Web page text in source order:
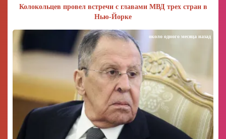
Колокольцев провел встречи с главами МВД трех стран в
Нью-Йорке
около одного месяца назад